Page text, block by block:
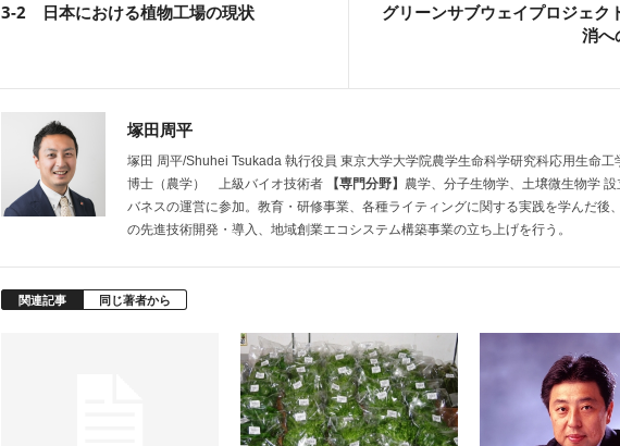
3-2 日本における植物工場の現状
グリーンサブウェイプロジェク
消
塚田周平
塚田 周平/Shuhei Tsukada 執行役員 東京大学大学院農学生命科学研究科応用生命
博士（農学） 上級バイオ技術者
【専門分野】
農学、分子生物学、土壌微生物学 設
バネスの運営に参加。教育・研修事業、各種ライティングに関する実践を学んだ後
の先進技術開発・導入、地域創業エコシステム構築事業の立ち上げを行う。
関連記事 同じ著者から